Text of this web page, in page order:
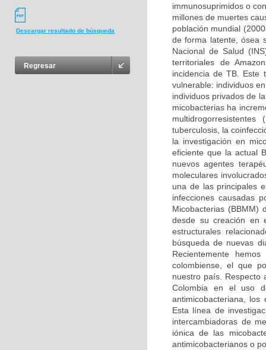
Descargar resultado de búsqueda
Regresar
immunosuprimidos o
millones de muertes
población mundial
de forma latente, ósea
Nacional de Salud
territoriales de
incidencia de TB. Este
vulnerable: individuos
individuos privados de
micobacterias ha
tuberculosis, la
la investigación en
eficiente que la actual
nuevos agentes
moleculares
una de las principales
infecciones causadas
Micobacterias (BBMM)
desde su creación en
estructurales
búsqueda de nuevas
Recientemente
colombiense, el que
nuestro país. Respecto
Colombia en el uso
antimicobacteriana,
Esta línea de
intercambiadoras de
iónica de las
antimicobacterianos o